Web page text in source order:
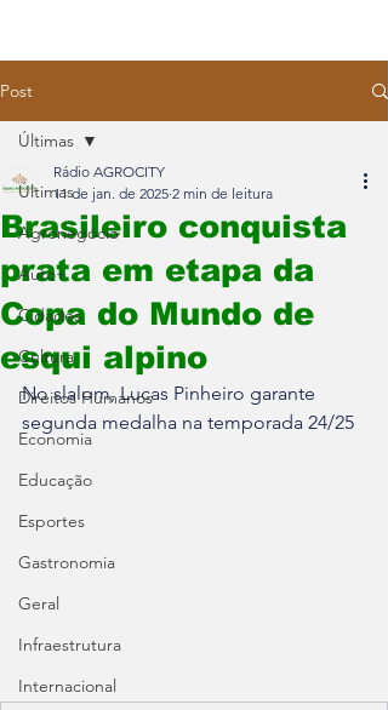
Post
Últimas
Agronegócio
Auto+
Cidades
Cultura
Direitos Humanos
Economia
Educação
Esportes
Gastronomia
Geral
Infraestrutura
Internacional
Últimas
Brasileiro conquista
prata em etapa da
Copa do Mundo de
esqui alpino
Rádio AGROCITY
11 de jan. de 2025 2 min de leitura
No slalom, Lucas Pinheiro garante
segunda medalha na temporada 24/25